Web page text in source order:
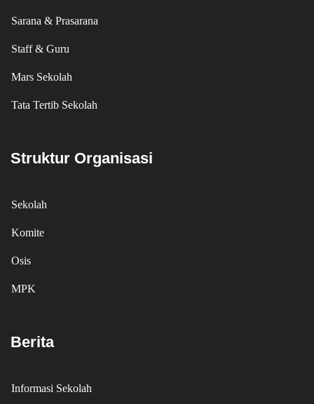
Sarana & Prasarana
Staff & Guru
Mars Sekolah
Tata Tertib Sekolah
Struktur Organisasi
Sekolah
Komite
Osis
MPK
Berita
Informasi Sekolah